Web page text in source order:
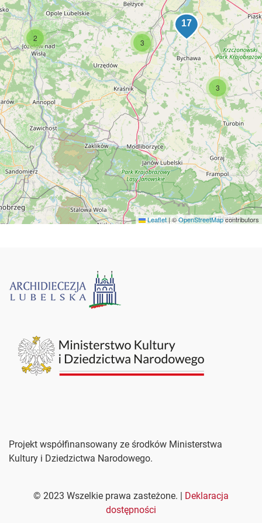
3
2 3
Leaflet |©OpenStreetMapcontributors
Projekt współfinansowany ze środków Ministerstwa
Kultury i Dziedzictwa Narodowego.
© 2023 Wszelkie prawa zasteżone. | Deklaracja
dostępności